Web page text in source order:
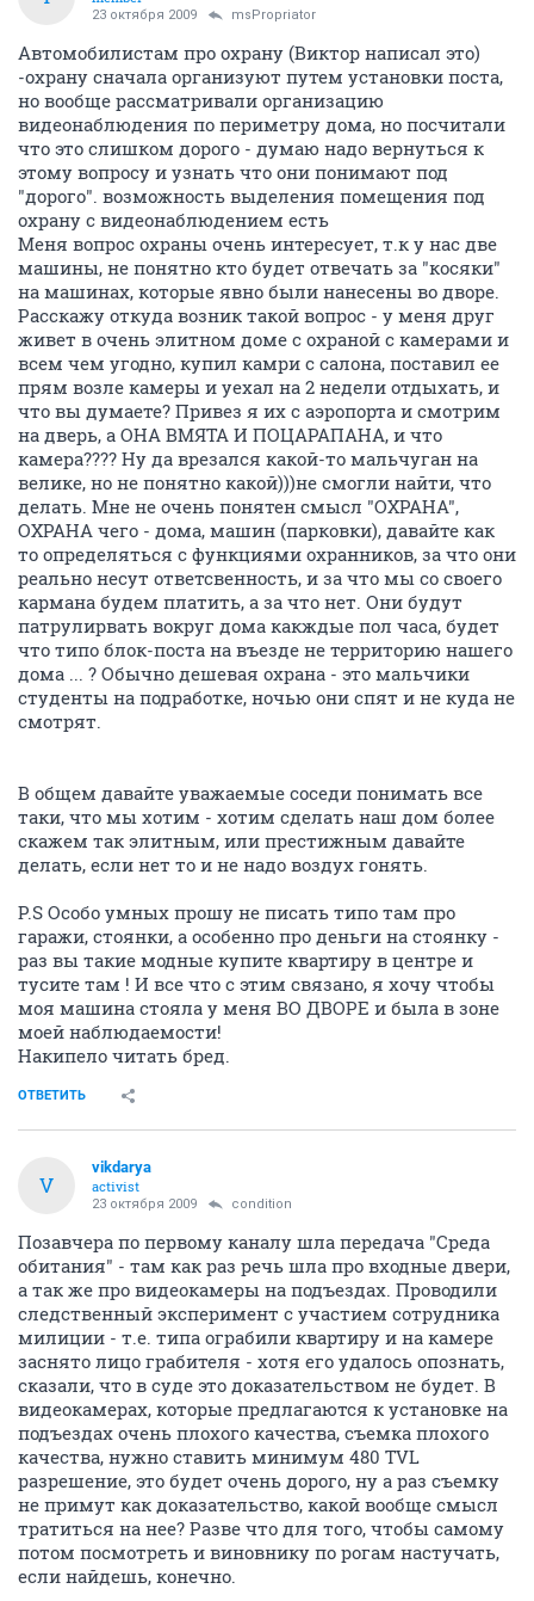
23 октября 2009 msPropriator
Автомобилистам про охрану (Виктор написал это)
-охрану сначала организуют путем установки поста,
но вообще рассматривали организацию
видеонаблюдения по периметру дома, но посчитали
что это слишком дорого - думаю надо вернуться к
этому вопросу и узнать что они понимают под
"дорого". возможность выделения помещения под
охрану с видеонаблюдением есть
Меня вопрос охраны очень интересует, т.к у нас две
машины, не понятно кто будет отвечать за "косяки"
на машинах, которые явно были нанесены во дворе.
Расскажу откуда возник такой вопрос - у меня друг
живет в очень элитном доме с охраной с камерами и
всем чем угодно, купил камри с салона, поставил ее
прям возле камеры и уехал на 2 недели отдыхать, и
что вы думаете? Привез я их с аэропорта и смотрим
на дверь, а ОНА ВМЯТА И ПОЦАРАПАНА, и что
камера???? Ну да врезался какой-то мальчуган на
велике, но не понятно какой)))не смогли найти, что
делать. Мне не очень понятен смысл "ОХРАНА",
ОХРАНА чего - дома, машин (парковки), давайте как
то определяться с функциями охранников, за что они
реально несут ответсвенность, и за что мы со своего
кармана будем платить, а за что нет. Они будут
патрулирвать вокруг дома какждые пол часа, будет
что типо блок-поста на въезде не территорию нашего
дома ... ? Обычно дешевая охрана - это мальчики
студенты на подработке, ночью они спят и не куда не
смотрят.
В общем давайте уважаемые соседи понимать все
таки, что мы хотим - хотим сделать наш дом более
скажем так элитным, или престижным давайте
делать, если нет то и не надо воздух гонять.
P.S Особо умных прошу не писать типо там про
гаражи, стоянки, а особенно про деньги на стоянку -
раз вы такие модные купите квартиру в центре и
тусите там ! И все что с этим связано, я хочу чтобы
моя машина стояла у меня ВО ДВОРЕ и была в зоне
моей наблюдаемости!
Накипело читать бред.
ОТВЕТИТЬ
V
vikdarya
activist
23 октября 2009 condition
Позавчера по первому каналу шла передача "Среда
обитания" - там как раз речь шла про входные двери,
а так же про видеокамеры на подъездах. Проводили
следственный эксперимент с участием сотрудника
милиции - т.е. типа ограбили квартиру и на камере
заснято лицо грабителя - хотя его удалось опознать,
сказали, что в суде это доказательством не будет. В
видеокамерах, которые предлагаются к установке на
подъездах очень плохого качества, съемка плохого
качества, нужно ставить минимум 480 TVL
разрешение, это будет очень дорого, ну а раз съемку
не примут как доказательство, какой вообще смысл
тратиться на нее? Разве что для того, чтобы самому
потом посмотреть и виновнику по рогам настучать,
если найдешь, конечно.